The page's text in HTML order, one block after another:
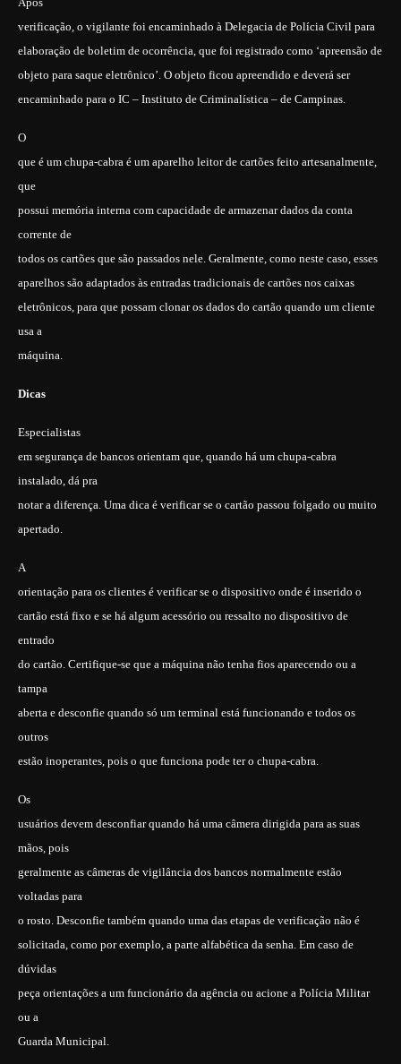
verificação, o vigilante foi encaminhado à Delegacia de Polícia Civil para
elaboração de boletim de ocorrência, que foi registrado como ‘apreensão de
objeto para saque eletrônico’. O objeto ficou apreendido e deverá ser
encaminhado para o IC – Instituto de Criminalística – de Campinas.
O
que é um chupa-cabra é um aparelho leitor de cartões feito artesanalmente,
que
possui memória interna com capacidade de armazenar dados da conta
corrente de
todos os cartões que são passados nele. Geralmente, como neste caso, esses
aparelhos são adaptados às entradas tradicionais de cartões nos caixas
eletrônicos, para que possam clonar os dados do cartão quando um cliente
usa a
máquina.
Dicas
Especialistas
em segurança de bancos orientam que, quando há um chupa-cabra
instalado, dá pra
notar a diferença. Uma dica é verificar se o cartão passou folgado ou muito
apertado.
A
orientação para os clientes é verificar se o dispositivo onde é inserido o
cartão está fixo e se há algum acessório ou ressalto no dispositivo de
entrado
do cartão. Certifique-se que a máquina não tenha fios aparecendo ou a
tampa
aberta e desconfie quando só um terminal está funcionando e todos os
outros
estão inoperantes, pois o que funciona pode ter o chupa-cabra.
Os
usuários devem desconfiar quando há uma câmera dirigida para as suas
mãos, pois
geralmente as câmeras de vigilância dos bancos normalmente estão
voltadas para
o rosto. Desconfie também quando uma das etapas de verificação não é
solicitada, como por exemplo, a parte alfabética da senha. Em caso de
dúvidas
peça orientações a um funcionário da agência ou acione a Polícia Militar
ou a
Guarda Municipal.